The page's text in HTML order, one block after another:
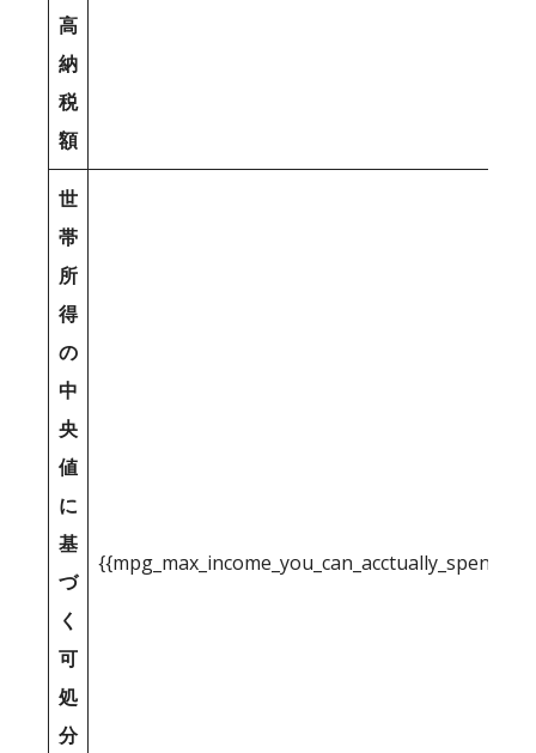
高
納
税
額
世
帯
所
得
の
中
央
値
に
基
づ
く
可
処
分